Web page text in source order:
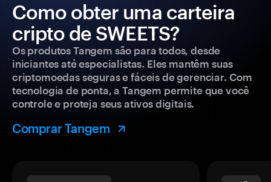
Como obter uma carteira
cripto de SWEETS?
Os produtos Tangem são para todos, desde
iniciantes até especialistas. Eles mantêm suas
criptomoedas seguras e fáceis de gerenciar. Com
tecnologia de ponta, a Tangem permite que você
controle e proteja seus ativos digitais.
Comprar Tangem